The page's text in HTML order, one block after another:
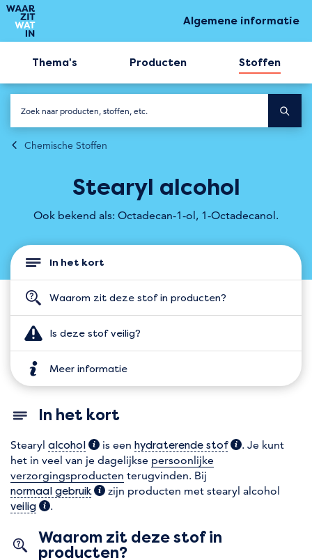
Algemene informatie
Thema's Producten Stoffen
Chemische Stoffen
Stearyl alcohol
Ook bekend als: Octadecan-1-ol, 1-Octadecanol.
In het kort
Waarom zit deze stof in producten?
Is deze stof veilig?
Meer informatie
In het kort
Stearyl alcohol (extra informatie)
is een hydraterende stof(extra. Je kunt
het in veel van je dagelijkse persoonlijke
verzorgingsproducten terugvinden. Bij
normaal gebruik(extra informatie)
zijn producten met stearyl alcohol
veilig (extra informatie)
.
Waarom zit deze stof in
producten?